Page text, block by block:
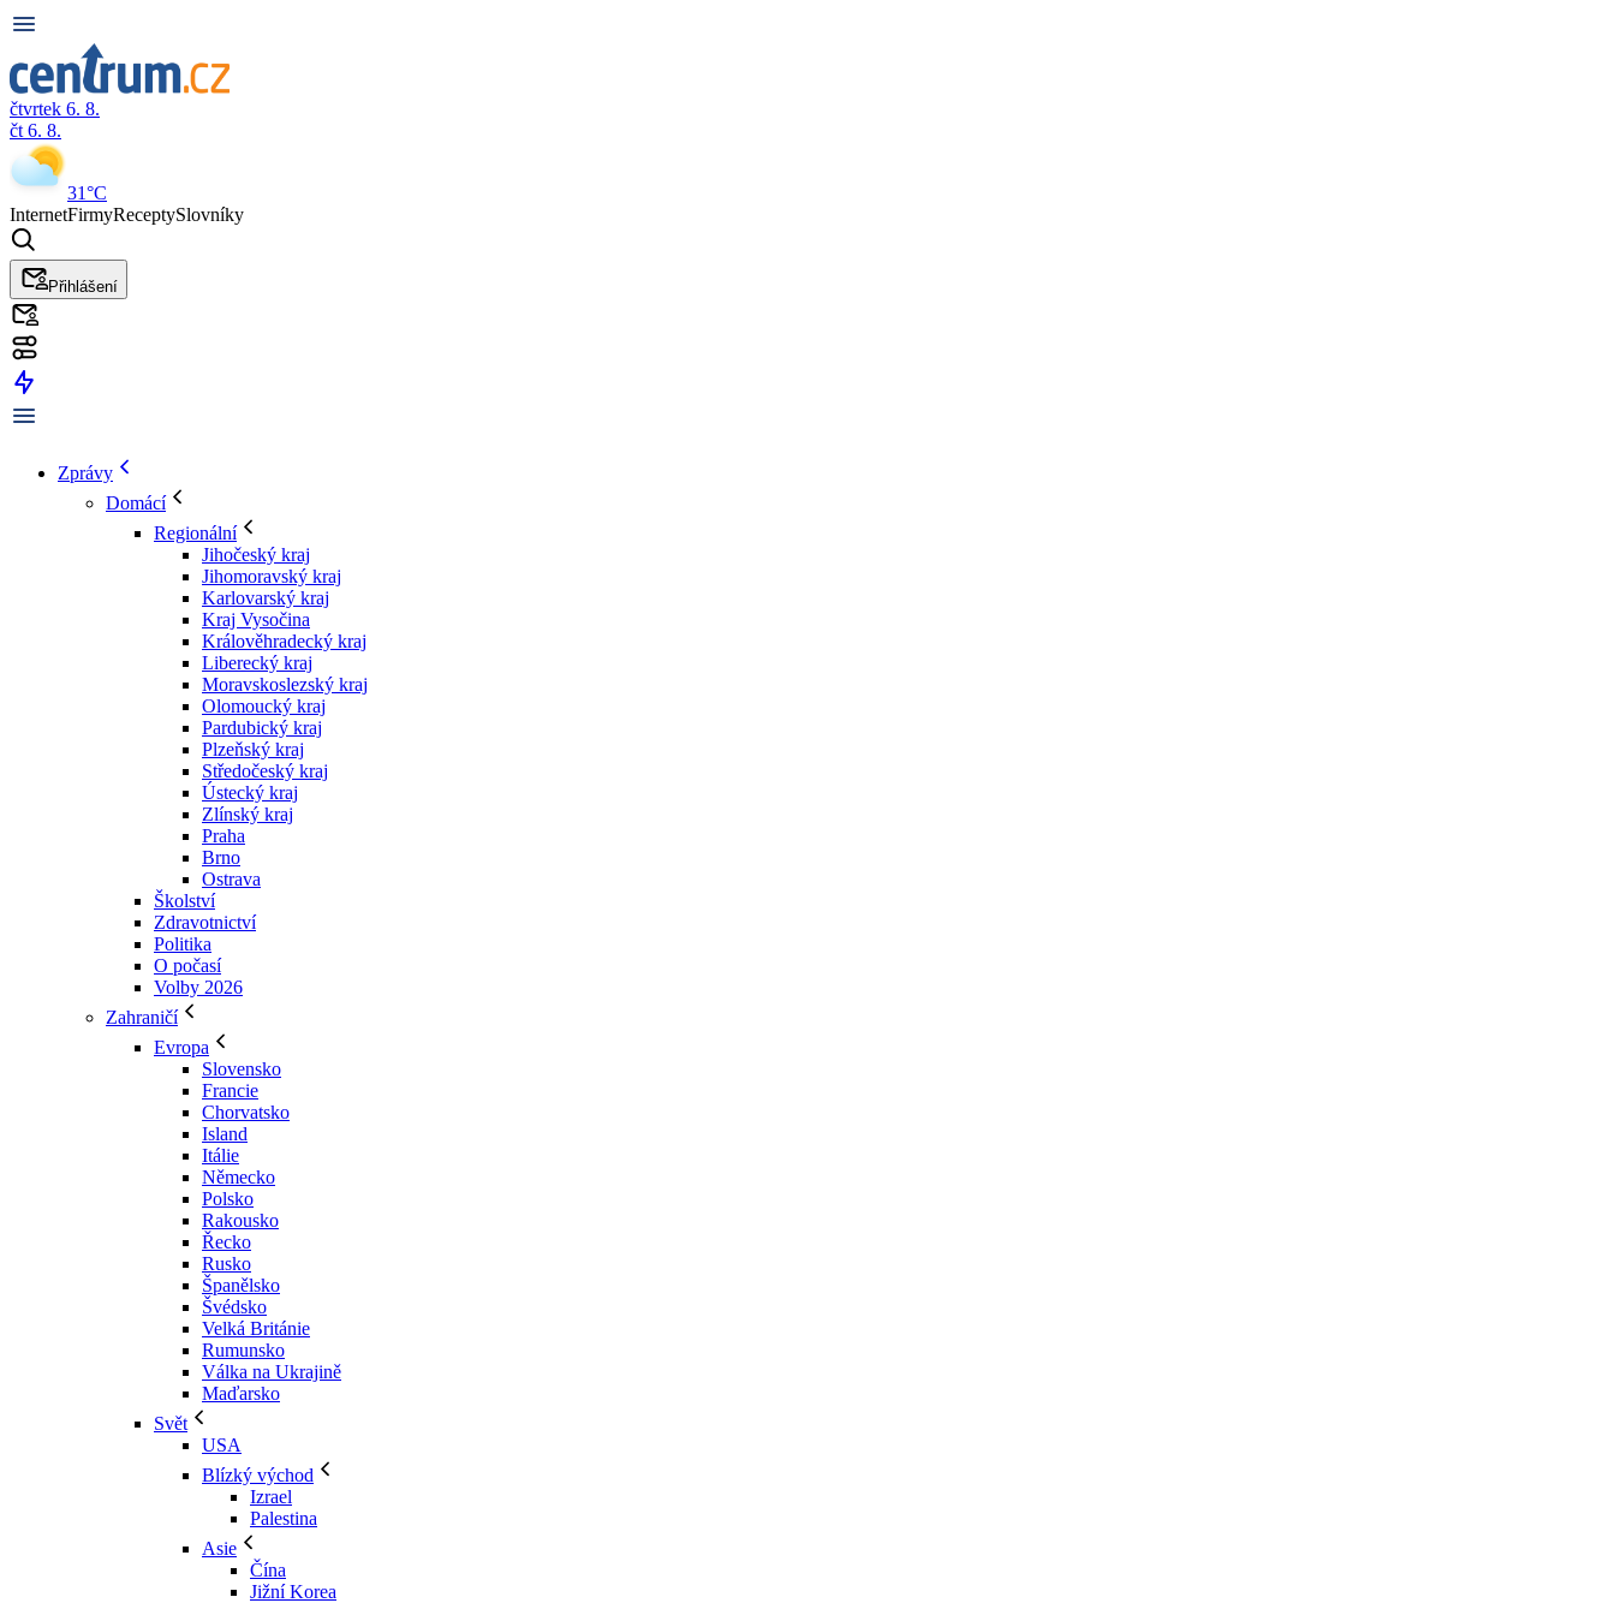
čtvrtek 6. 8.
čt 6. 8.
31°C
InternetFirmyReceptySlovníky
Přihlášení
Zprávy
Domácí
Regionální
Jihočeský kraj
Jihomoravský kraj
Karlovarský kraj
Kraj Vysočina
Králověhradecký kraj
Liberecký kraj
Moravskoslezský kraj
Olomoucký kraj
Pardubický kraj
Plzeňský kraj
Středočeský kraj
Ústecký kraj
Zlínský kraj
Praha
Brno
Ostrava
Školství
Zdravotnictví
Politika
O počasí
Volby 2026
Zahraničí
Evropa
Slovensko
Francie
Chorvatsko
Island
Itálie
Německo
Polsko
Rakousko
Řecko
Rusko
Španělsko
Švédsko
Velká Británie
Rumunsko
Válka na Ukrajině
Maďarsko
Svět
USA
Blízký východ
Izrael
Palestina
Asie
Čína
Jižní Korea